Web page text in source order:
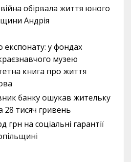
обірвала життя юного
Андрія
експонату: у фондах
музею
книга про життя
банку ошукав жительку
тисяч гривень
грн на соціальні гарантії